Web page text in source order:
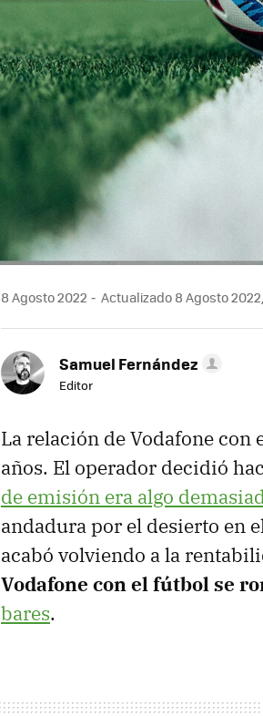
8 Agosto 2022 Actualizado 8 Agosto 2022,
Samuel Fernández
Editor
La relación de Vodafone
años. El operador decidió
de emisión era algo
andadura por el desierto en
acabó volviendo a la
Vodafone con el fútbol se
bares.